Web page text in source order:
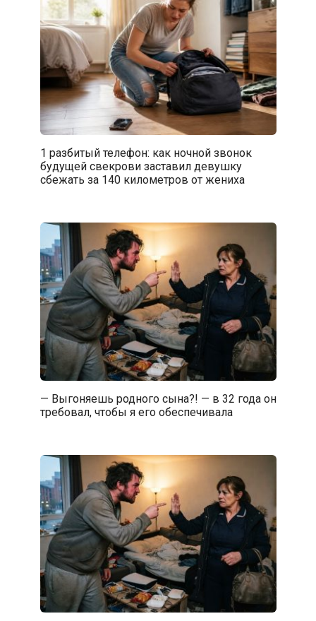
1 разбитый телефон: как ночной звонок
будущей свекрови заставил девушку
сбежать за 140 километров от жениха
— Выгоняешь родного сына?! — в 32 года он
требовал, чтобы я его обеспечивала